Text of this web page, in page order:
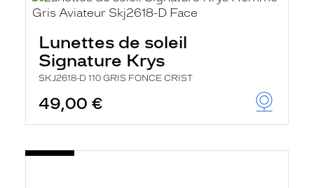
Lunettes de soleil
Signature Krys
SKJ2618-D 110 GRIS FONCE CRIST
49,00 €